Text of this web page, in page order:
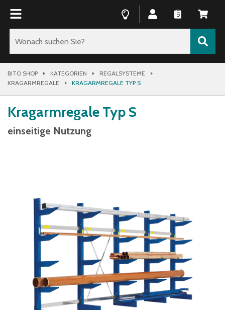
BITO SHOP KATEGORIEN
REGALSYSTEME
KRAGARMREGALE
KRAGARMREGALE TYP S
Kragarmregale Typ S
einseitige Nutzung